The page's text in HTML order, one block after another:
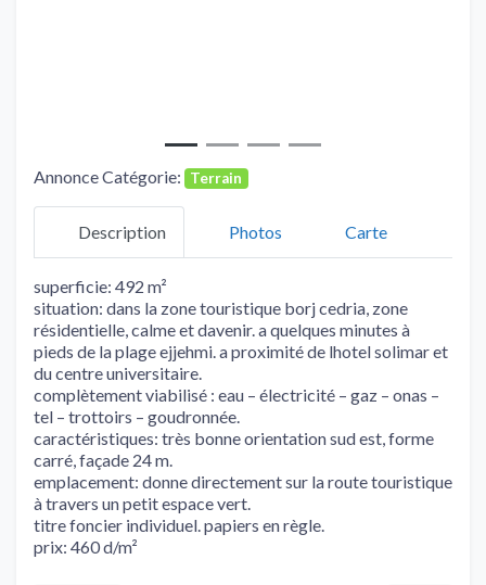
Annonce Catégorie: Terrain
Description Photos Carte
superficie: 492 m²
situation: dans la zone touristique borj cedria, zone
résidentielle, calme et davenir. a quelques minutes à
pieds de la plage ejjehmi. a proximité de lhotel solimar et
du centre universitaire.
complètement viabilisé : eau – électricité – gaz – onas –
tel – trottoirs – goudronnée.
caractéristiques: très bonne orientation sud est, forme
carré, façade 24 m.
emplacement: donne directement sur la route touristique
à travers un petit espace vert.
titre foncier individuel. papiers en règle.
prix: 460 d/m²